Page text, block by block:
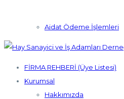
Aidat Ödeme İşlemleri
FİRMA REHBERİ (Üye Listesi)
Kurumsal
Hakkımızda